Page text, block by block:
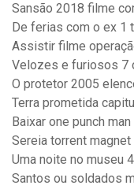
Sansão 2018 filme
De ferias com o ex 1
Assistir filme
Velozes e furiosos 7
O protetor 2005
Terra prometida
Baixar one punch
Sereia torrent magnet
Uma noite no museu
Santos ou soldados